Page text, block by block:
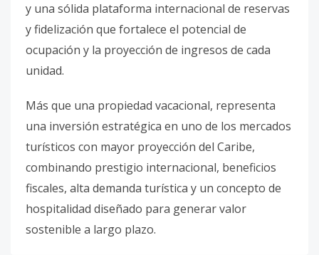
y una sólida plataforma internacional de reservas
y fidelización que fortalece el potencial de
ocupación y la proyección de ingresos de cada
unidad.
Más que una propiedad vacacional, representa
una inversión estratégica en uno de los mercados
turísticos con mayor proyección del Caribe,
combinando prestigio internacional, beneficios
fiscales, alta demanda turística y un concepto de
hospitalidad diseñado para generar valor
sostenible a largo plazo.